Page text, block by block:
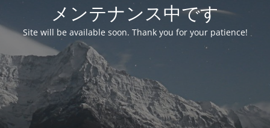
メンテナンス中です
Site will be available soon. Thank you for your patience!